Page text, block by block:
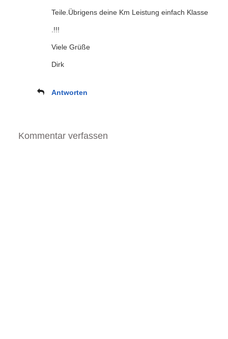
Teile.Übrigens deine Km Leistung einfach Klasse
.!!!
Viele Grüße
Dirk
Antworten
Kommentar verfassen